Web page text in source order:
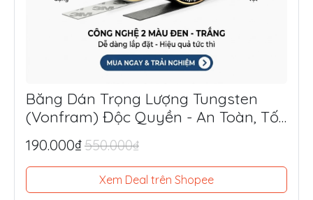
Băng Dán Trọng Lượng Tungsten
(Vonfram) Độc Quyền - An Toàn, Tối
Ưu Lực Đánh, Điểm Ngọt
190.000₫550.000₫
Xem Deal trên Shopee